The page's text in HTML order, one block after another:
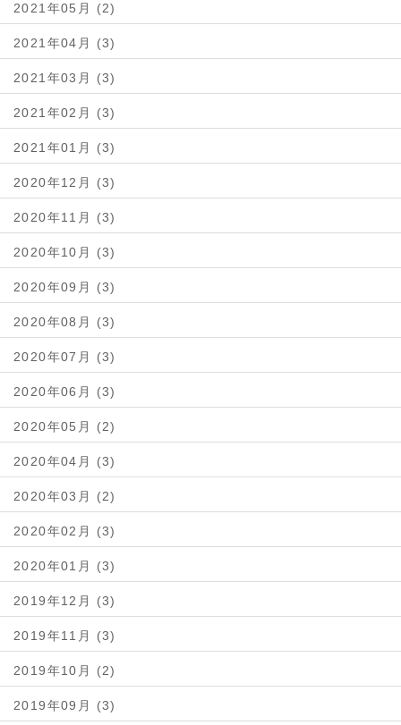
2021年05月 (2)
2021年04月 (3)
2021年03月 (3)
2021年02月 (3)
2021年01月 (3)
2020年12月 (3)
2020年11月 (3)
2020年10月 (3)
2020年09月 (3)
2020年08月 (3)
2020年07月 (3)
2020年06月 (3)
2020年05月 (2)
2020年04月 (3)
2020年03月 (2)
2020年02月 (3)
2020年01月 (3)
2019年12月 (3)
2019年11月 (3)
2019年10月 (2)
2019年09月 (3)